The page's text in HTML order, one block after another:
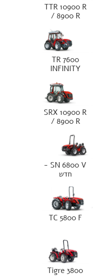
TTR 10900 R
/ 8900 R
TR 7600
INFINITY
SRX 10900 R
/ 8900 R
SN 6800 V -
חדש
TC 5800 F
Tigre 3800